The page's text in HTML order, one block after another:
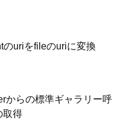
のuriをfileのuriに変換
からの標準ギャラリー呼
取得